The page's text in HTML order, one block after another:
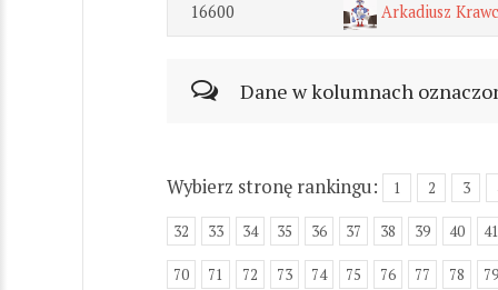
16600 Arkadiusz
Dane w kolumnach
Wybierz stronę rankingu: 1 2 3
32 33 34 35 36 37 38 39 40 41
70 71 72 73 74 75 76 77 78 79